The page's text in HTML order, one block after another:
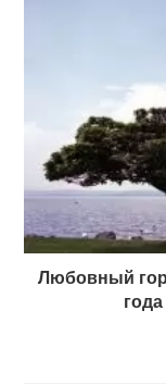
Любовный